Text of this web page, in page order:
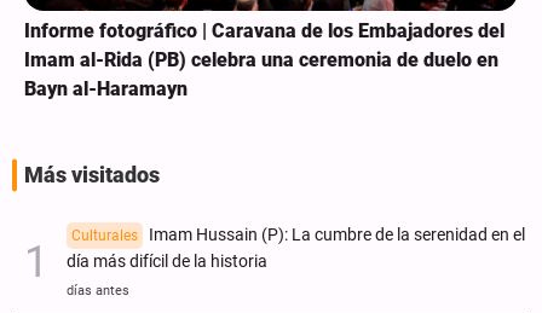
Informe fotográfico | Caravana de los Embajadores del
Imam al-Rida (PB) celebra una ceremonia de duelo en
Bayn al-Haramayn
Más visitados
Culturales
Imam Hussain (P): La cumbre de la serenidad en el
día más difícil de la historia
días antes